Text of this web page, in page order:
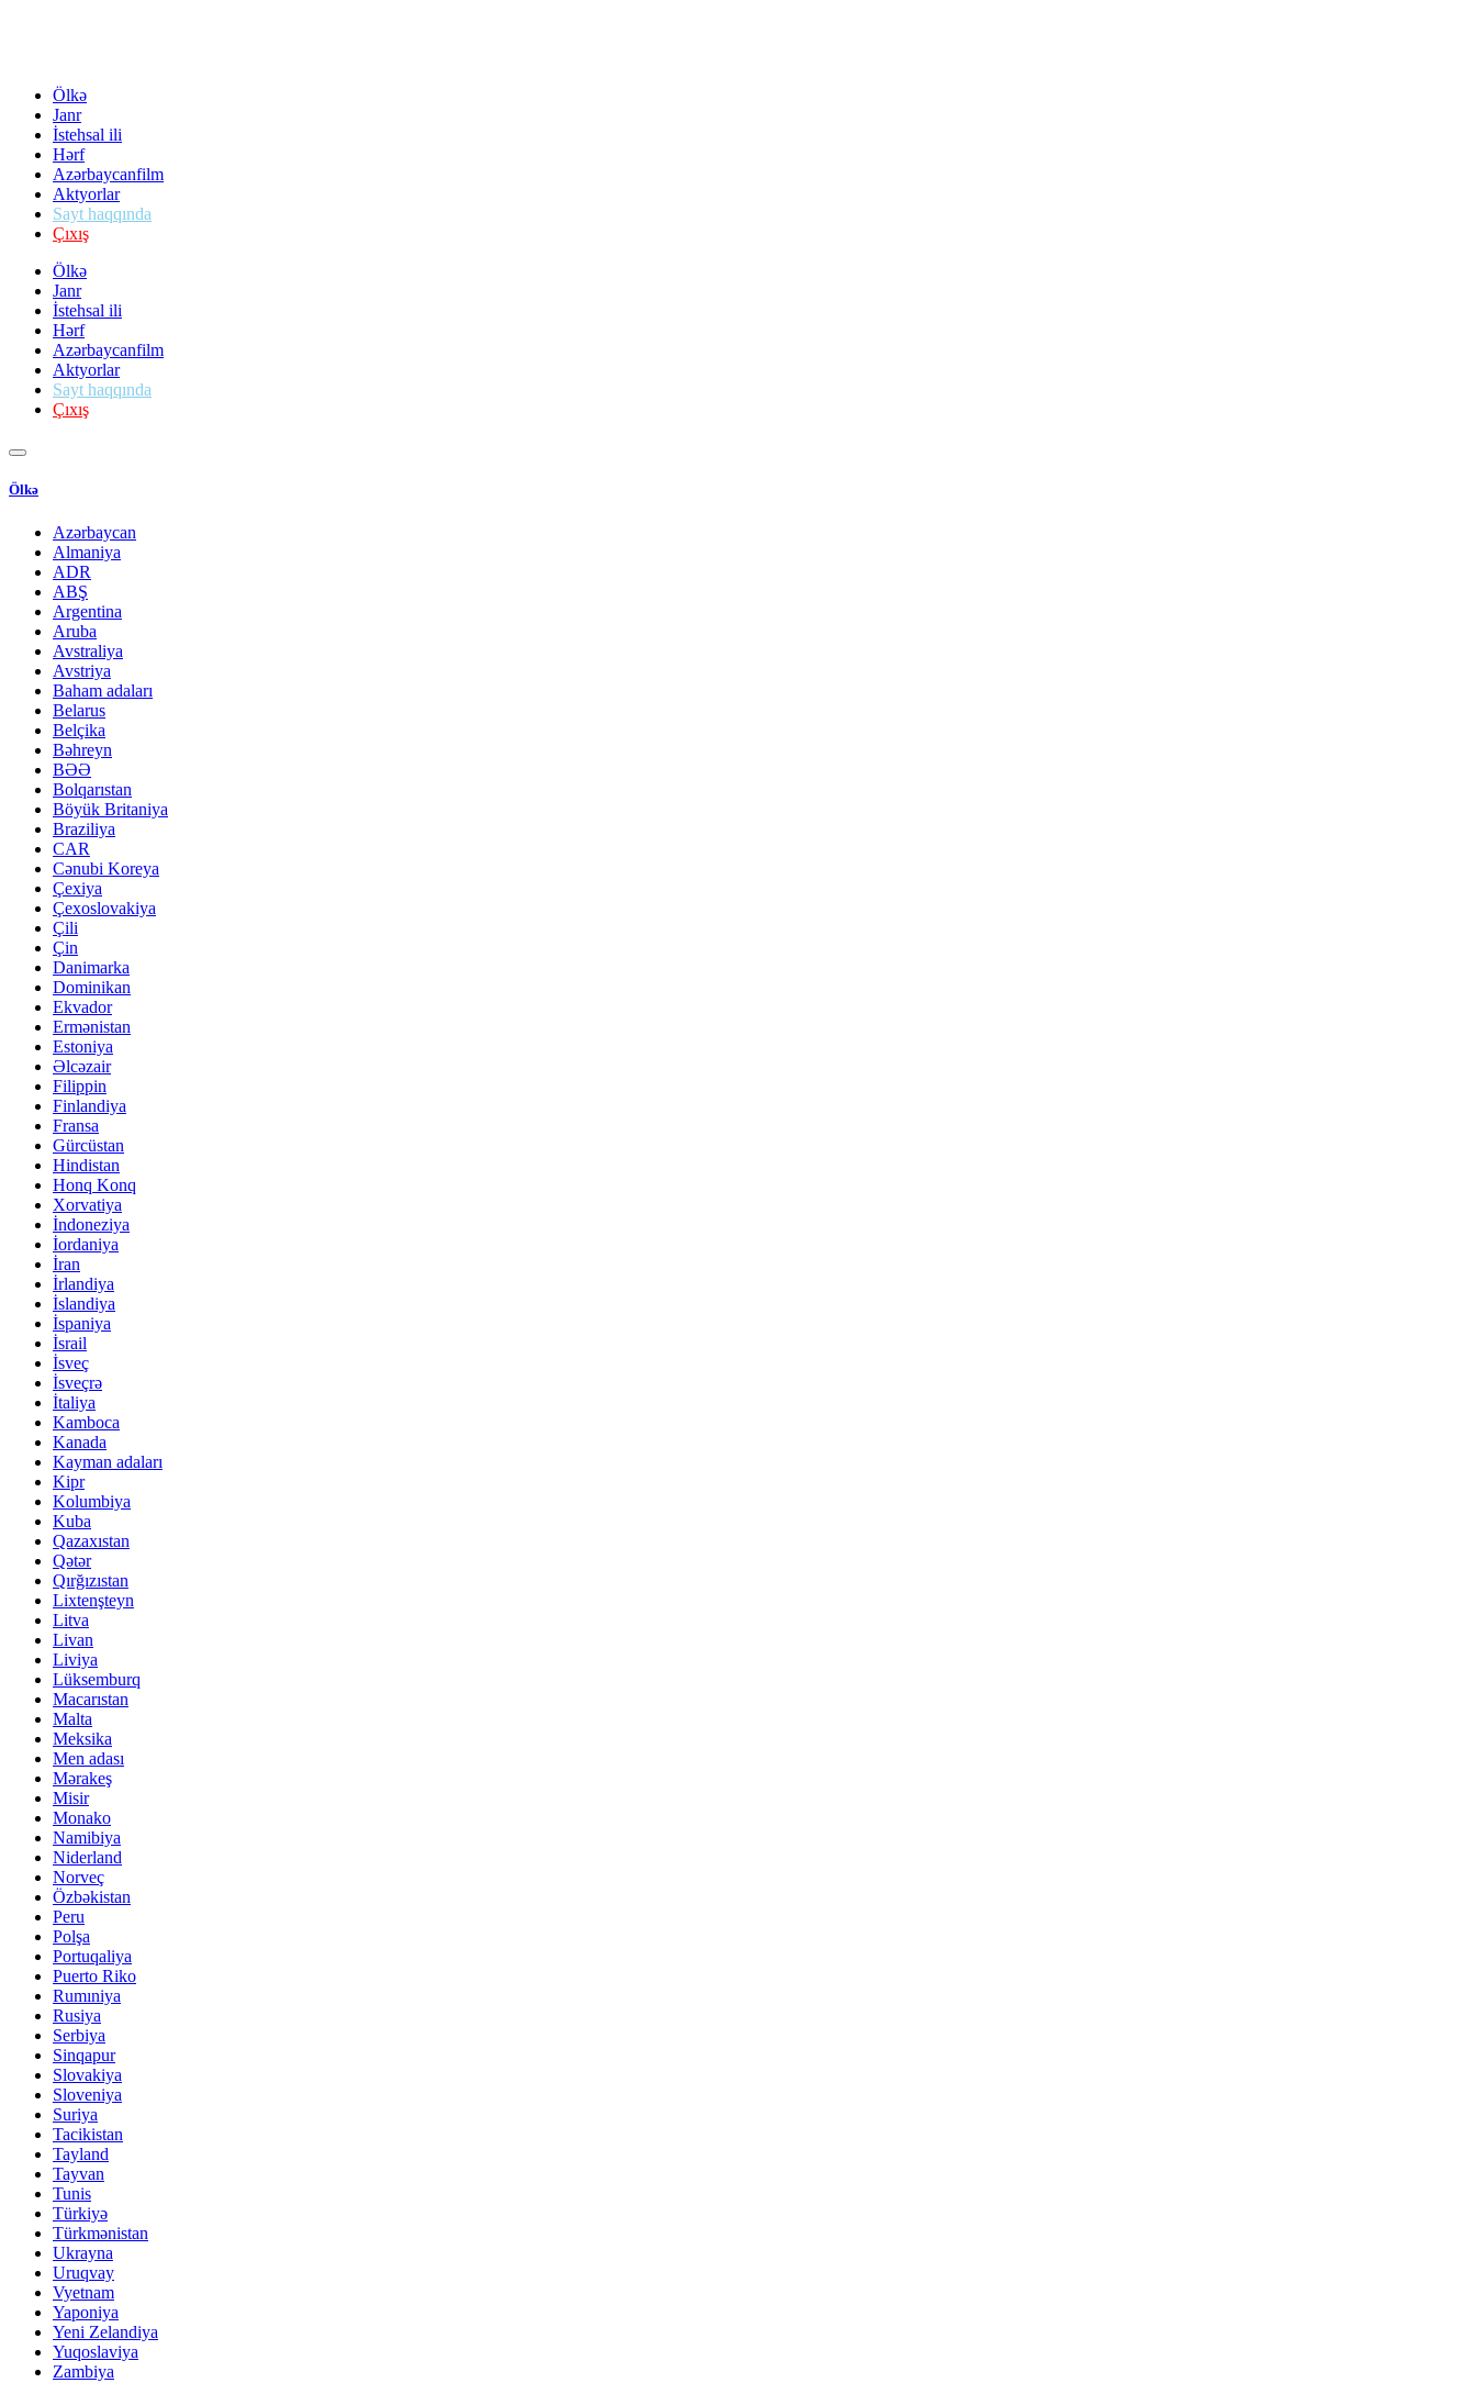
Ölkə
Janr
İstehsal ili
Hərf
Azərbaycanfilm
Aktyorlar
Sayt haqqında
Çıxış
Ölkə
Janr
İstehsal ili
Hərf
Azərbaycanfilm
Aktyorlar
Sayt haqqında
Çıxış
Ölkə
Azərbaycan
Almaniya
ADR
ABŞ
Argentina
Aruba
Avstraliya
Avstriya
Baham adaları
Belarus
Belçika
Bəhreyn
BƏƏ
Bolqarıstan
Böyük Britaniya
Braziliya
CAR
Cənubi Koreya
Çexiya
Çexoslovakiya
Çili
Çin
Danimarka
Dominikan
Ekvador
Ermənistan
Estoniya
Əlcəzair
Filippin
Finlandiya
Fransa
Gürcüstan
Hindistan
Honq Konq
Xorvatiya
İndoneziya
İordaniya
İran
İrlandiya
İslandiya
İspaniya
İsrail
İsveç
İsveçrə
İtaliya
Kamboca
Kanada
Kayman adaları
Kipr
Kolumbiya
Kuba
Qazaxıstan
Qətər
Qırğızıstan
Lixtenşteyn
Litva
Livan
Liviya
Lüksemburq
Macarıstan
Malta
Meksika
Men adası
Mərakeş
Misir
Monako
Namibiya
Niderland
Norveç
Özbəkistan
Peru
Polşa
Portuqaliya
Puerto Riko
Rumıniya
Rusiya
Serbiya
Sinqapur
Slovakiya
Sloveniya
Suriya
Tacikistan
Tayland
Tayvan
Tunis
Türkiyə
Türkmənistan
Ukrayna
Uruqvay
Vyetnam
Yaponiya
Yeni Zelandiya
Yuqoslaviya
Zambiya